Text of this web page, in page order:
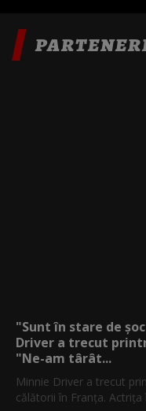
"Sunt în stare de
Driver a trecut
"Ne-am târât...
Minnie Driver a trecut
călătorii în Franța. Actrița